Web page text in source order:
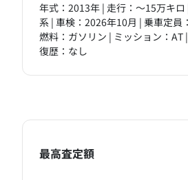
年式：2013年 | 走行：～15万キ
系 | 車検：2026年10月 | 乗車定員
燃料：ガソリン | ミッション：AT
復歴：なし
最高査定額